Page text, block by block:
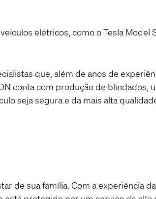
elétricos, como o Tesla Model
que, além de anos de
conta com produção de blindados,
seja segura e da mais alta
de sua família. Com a experiência